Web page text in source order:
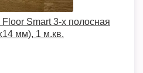
Smart 3-х полосная
мм), 1 м.кв.